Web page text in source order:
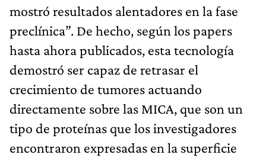
mostró resultados alentadores en la fase
preclínica”. De hecho, según los papers
hasta ahora publicados, esta tecnología
demostró ser capaz de retrasar el
crecimiento de tumores actuando
directamente sobre las MICA, que son un
tipo de proteínas que los investigadores
encontraron expresadas en la superficie